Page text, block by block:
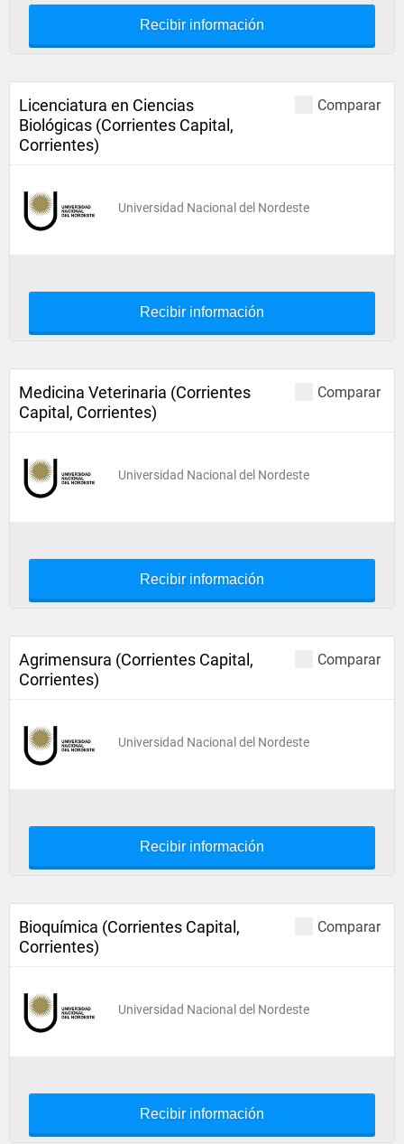
Recibir información
Comparar
Licenciatura en Ciencias
Biológicas (Corrientes Capital,
Corrientes)
Universidad Nacional del Nordeste
Recibir información
Comparar
Medicina Veterinaria (Corrientes
Capital, Corrientes)
Universidad Nacional del Nordeste
Recibir información
Comparar
Agrimensura (Corrientes Capital,
Corrientes)
Universidad Nacional del Nordeste
Recibir información
Comparar
Bioquímica (Corrientes Capital,
Corrientes)
Universidad Nacional del Nordeste
Recibir información